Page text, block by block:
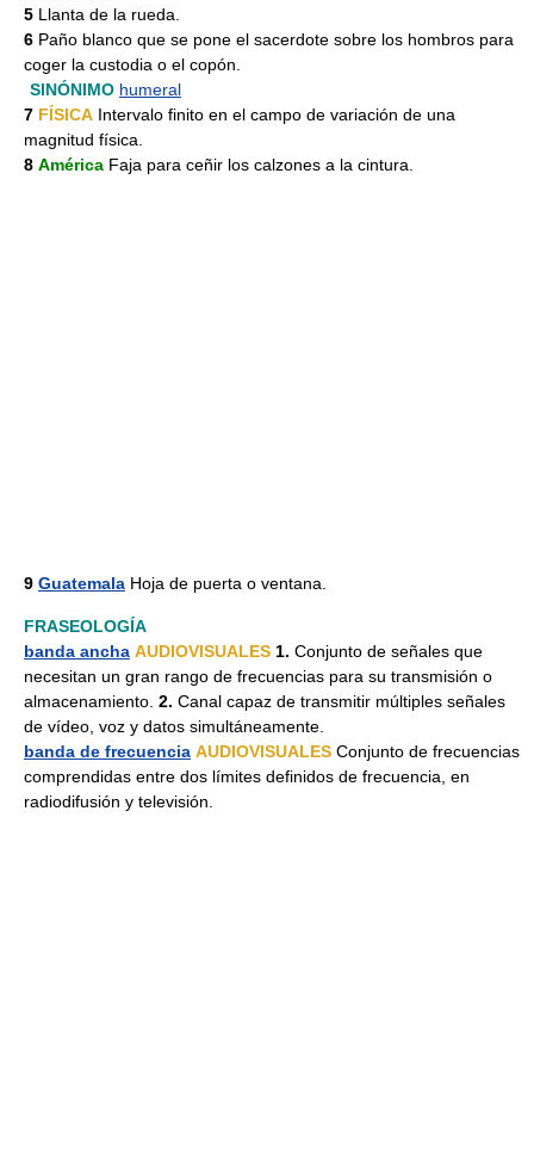
5 Llanta de la rueda.
6 Paño blanco que se pone el sacerdote sobre los hombros para
coger la custodia o el copón.
SINÓNIMO humeral
7 FÍSICA Intervalo finito en el campo de variación de una
magnitud física.
8 América Faja para ceñir los calzones a la cintura.
9 Guatemala Hoja de puerta o ventana.
FRASEOLOGÍA
banda ancha AUDIOVISUALES 1. Conjunto de señales que
necesitan un gran rango de frecuencias para su transmisión o
almacenamiento. 2. Canal capaz de transmitir múltiples señales
de vídeo, voz y datos simultáneamente.
banda de frecuencia AUDIOVISUALES Conjunto de frecuencias
comprendidas entre dos límites definidos de frecuencia, en
radiodifusión y televisión.